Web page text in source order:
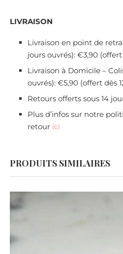
LIVRAISON
Livraison en point de
jours ouvrés): €3,90
Livraison à Domicile –
ouvrés): €5,90 (offert dès
Retours offerts sous 14
Plus d’infos sur notre
retour ici
PRODUITS SIMILAIRES